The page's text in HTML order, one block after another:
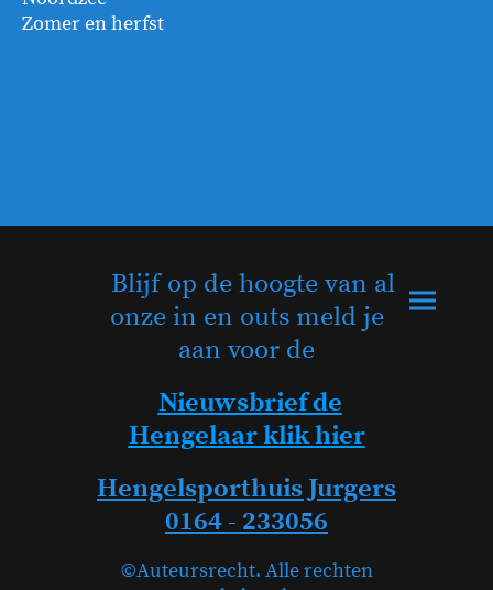
Zomer en herfst
Blijf op de hoogte van al
onze in en outs meld je
aan voor de
Nieuwsbrief de
Hengelaar klik hier
Hengelsporthuis Jurgers
0164 - 233056
©Auteursrecht. Alle rechten